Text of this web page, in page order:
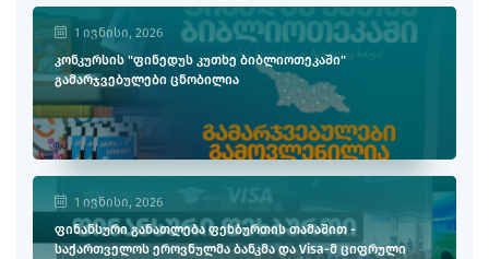
1 ივნისი, 2026
კონკურსის "ფინედუს კუთხე ბიბლიოთეკაში"
გამარჯვებულები ცნობილია
1 ივნისი, 2026
ფინანსური განათლება ფეხბურთის თამაშით -
საქართველოს ეროვნულმა ბანკმა და Visa-მ ციფრული